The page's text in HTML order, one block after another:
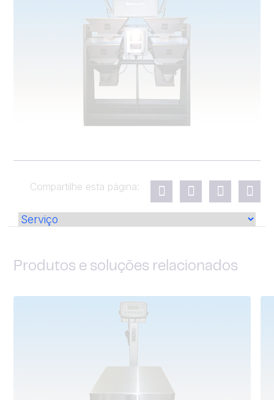
Compartilhe esta página:
Produtos e soluções relacionados